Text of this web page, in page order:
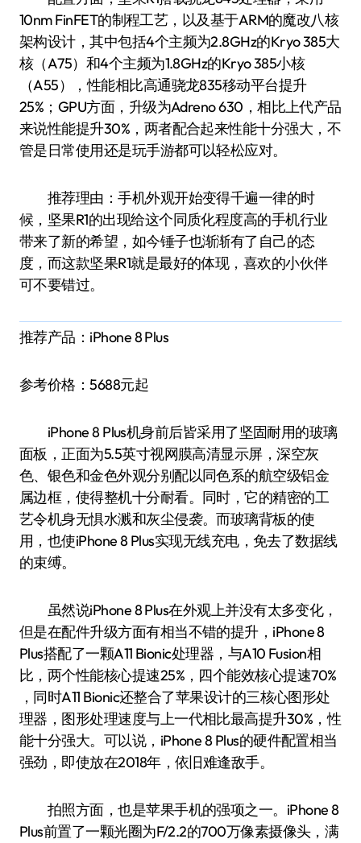
10nm FinFET的制程工艺，以及基于ARM的魔改八核
架构设计，其中包括4个主频为2.8GHz的Kryo 385大
核（A75）和4个主频为1.8GHz的Kryo 385小核
（A55），性能相比高通骁龙835移动平台提升
25%；GPU方面，升级为Adreno 630，相比上代产品
来说性能提升30%，两者配合起来性能十分强大，不
管是日常使用还是玩手游都可以轻松应对。
推荐理由：手机外观开始变得千遍一律的时
候，坚果R1的出现给这个同质化程度高的手机行业
带来了新的希望，如今锤子也渐渐有了自己的态
度，而这款坚果R1就是最好的体现，喜欢的小伙伴
可不要错过。
推荐产品：iPhone 8 Plus
参考价格：5688元起
iPhone 8 Plus机身前后皆采用了坚固耐用的玻璃
面板，正面为5.5英寸视网膜高清显示屏，深空灰
色、银色和金色外观分别配以同色系的航空级铝金
属边框，使得整机十分耐看。同时，它的精密的工
艺令机身无惧水溅和灰尘侵袭。而玻璃背板的使
用，也使iPhone 8 Plus实现无线充电，免去了数据线
的束缚。
虽然说iPhone 8 Plus在外观上并没有太多变化，
但是在配件升级方面有相当不错的提升，iPhone 8
Plus搭配了一颗A11 Bionic处理器，与A10 Fusion相
比，两个性能核心提速25%，四个能效核心提速70%
，同时A11 Bionic还整合了苹果设计的三核心图形处
理器，图形处理速度与上一代相比最高提升30%，性
能十分强大。可以说，iPhone 8 Plus的硬件配置相当
强劲，即使放在2018年，依旧难逢敌手。
拍照方面，也是苹果手机的强项之一。iPhone 8
Plus前置了一颗光圈为F/2.2的700万像素摄像头，满